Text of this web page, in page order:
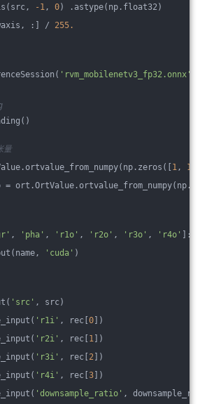
-1, 0) .astype(np.float32)
:] / 255.
'rvm_mobilenetv3_fp32.onnx'
量
1, 1
=
, 'pha' , 'r1o' , 'r2o' , 'r3o' , 'r4o'
]:
'cuda' )
'src' , src)
'r1i' , rec[ 0 ])
'r2i' , rec[ 1 ])
'r3i' , rec[ 2 ])
'r4i' , rec[ 3 ])
'downsample_ratio' ,